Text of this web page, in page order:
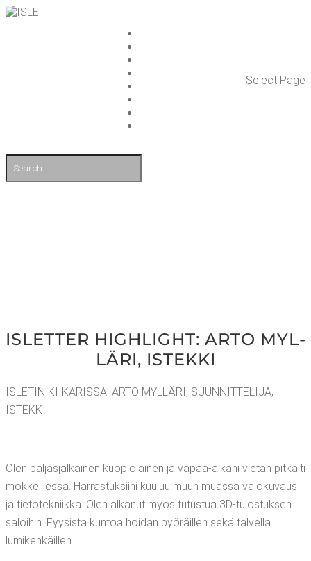
Select Page
ISLET­TER HIGH­LIGHT: ARTO MYL­
LÄ­RI, ISTEKKI
ISLE­TIN KII­KA­RIS­SA: ARTO MYL­LÄ­RI, SUUN­NIT­TE­LI­JA,
ISTEKKI
Olen pal­jas­jal­kai­nen kuo­pio­lai­nen ja vapaa-aika­ni vie­tän pit­käl­ti
mök­keil­les­sä. Har­ras­tuk­sii­ni kuu­luu muun muas­sa valo­ku­vaus
ja tie­to­tek­niik­ka. Olen alka­nut myös tutus­tua 3D-tulos­tuk­sen
saloi­hin. Fyy­sis­tä kun­toa hoi­dan pyö­räil­len sekä tal­vel­la
lumikenkäillen.